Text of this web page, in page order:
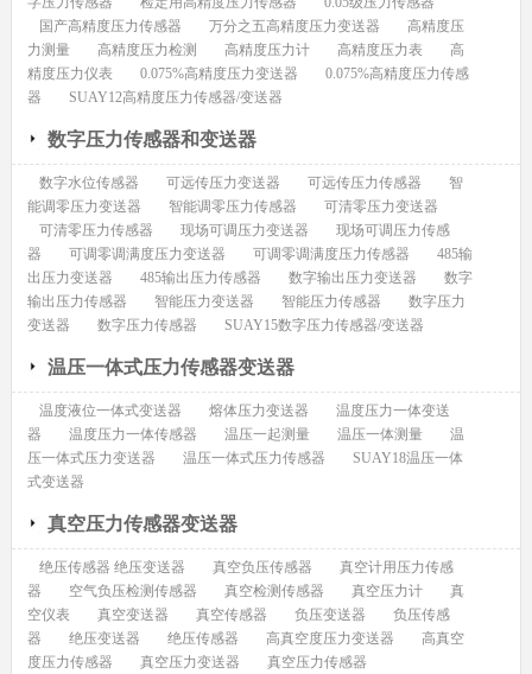
国产高精度压力传感器
万分之五高精度压力变送器
高精度压
力测量
高精度压力检测 高精度压力计 高精度压力表
高
精度压力仪表
0.075%高精度压力变送器
0.075%高精度压力传感
器
SUAY12高精度压力传感器/变送器
数字压力传感器和变送器
数字水位传感器 可远传压力变送器 可远传压力传感器
智
能调零压力变送器
智能调零压力传感器
可清零压力变送器
可清零压力传感器
现场可调压力变送器
现场可调压力传感
器
可调零调满度压力变送器 可调零调满度压力传感器
485输
出压力变送器
485输出压力传感器 数字输出压力变送器
数字
输出压力传感器
智能压力变送器 智能压力传感器
数字压力
变送器
数字压力传感器 SUAY15数字压力传感器/变送器
温压一体式压力传感器变送器
温度液位一体式变送器 熔体压力变送器
温度压力一体变送
器
温度压力一体传感器 温压一起测量 温压一体测量
温
压一体式压力变送器
温压一体式压力传感器
SUAY18温压一体
式变送器
真空压力传感器变送器
绝压传感器 绝压变送器 真空负压传感器
真空计用压力传感
器
空气负压检测传感器 真空检测传感器 真空压力计
真
空仪表
真空变送器 真空传感器 负压变送器
负压传感
器
绝压变送器 绝压传感器 高真空度压力变送器
高真空
度压力传感器
真空压力变送器 真空压力传感器